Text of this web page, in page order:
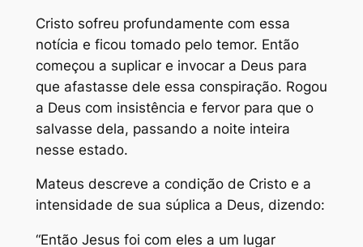
Cristo sofreu profundamente com essa
notícia e ficou tomado pelo temor. Então
começou a suplicar e invocar a Deus para
que afastasse dele essa conspiração. Rogou
a Deus com insistência e fervor para que o
salvasse dela, passando a noite inteira
nesse estado.
Mateus descreve a condição de Cristo e a
intensidade de sua súplica a Deus, dizendo:
“Então Jesus foi com eles a um lugar